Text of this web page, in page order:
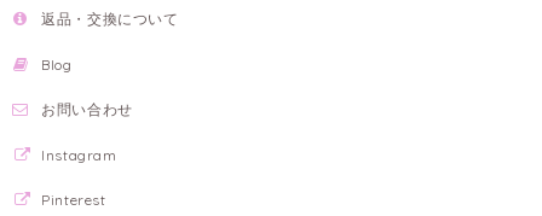
返品・交換について
Blog
お問い合わせ
Instagram
Pinterest